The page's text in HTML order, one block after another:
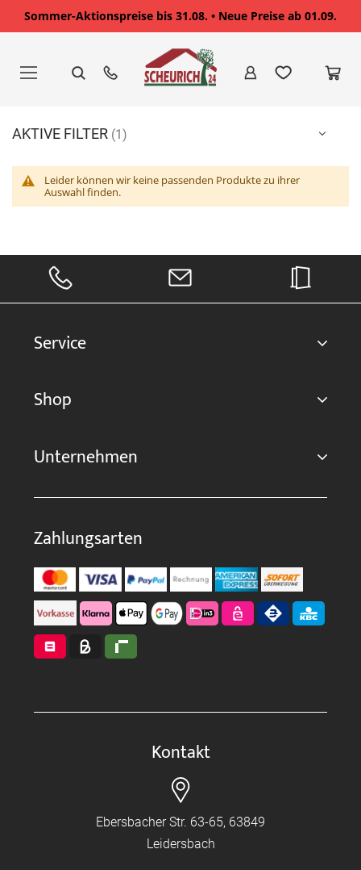
Sommer-Aktionspreise bis 31.08. • Neue Preise ab 01.09.
springen
Leider können wir keine passenden Produkte zu ihrer
Auswahl finden.
AKTIVE FILTER
Service
Shop
Unternehmen
Zahlungsarten
Kontakt
Ebersbacher Str. 63-65, 63849
Leidersbach